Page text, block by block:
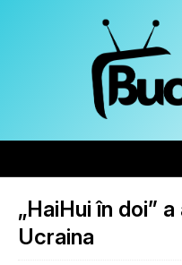
„HaiHui în doi”
Ucraina